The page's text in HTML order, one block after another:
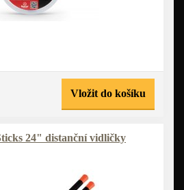
Vložit do košíku
24" distanční vidličky